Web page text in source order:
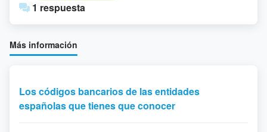
1 respuesta
Más información
Los códigos bancarios de las entidades
españolas que tienes que conocer